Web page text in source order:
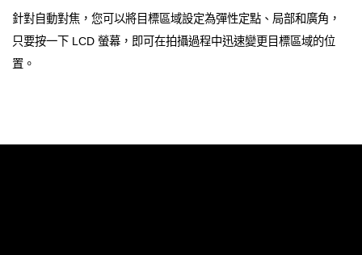
針對自動對焦，您可以將目標區域設定為彈性定點、局部和廣角，
只要按一下 LCD 螢幕，即可在拍攝過程中迅速變更目標區域的位
置。